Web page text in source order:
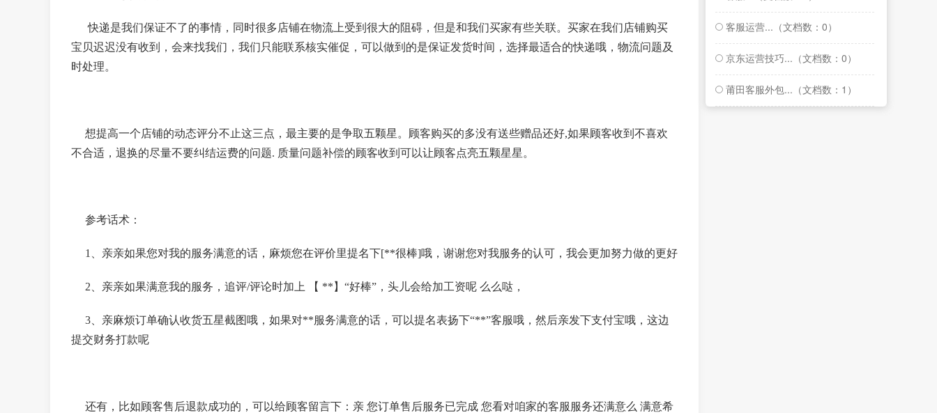
快递是我们保证不了的事情，同时很多店铺在物流上受到很大的阻碍，但是和我们买家有些关联。买家在我们店铺购买
宝贝迟迟没有收到，会来找我们，我们只能联系核实催促，可以做到的是保证发货时间，选择最适合的快递哦，物流问题及
时处理。
想提高一个店铺的动态评分不止这三点，最主要的是争取五颗星。顾客购买的多没有送些赠品还好,如果顾客收到不喜欢
不合适，退换的尽量不要纠结运费的问题. 质量问题补偿的顾客收到可以让顾客点亮五颗星星。
参考话术：
1、亲亲如果您对我的服务满意的话，麻烦您在评价里提名下[**很棒]哦，谢谢您对我服务的认可，我会更加努力做的更好
2、亲亲如果满意我的服务，追评/评论时加上 【 **】“好棒”，头儿会给加工资呢 么么哒，
3、亲麻烦订单确认收货五星截图哦，如果对**服务满意的话，可以提名表扬下“**”客服哦，然后亲发下支付宝哦，这边
提交财务打款呢
还有，比如顾客售后退款成功的，可以给顾客留言下：亲 您订单售后服务已完成 您看对咱家的客服服务还满意么 满意希
客服运营...（文档数：0）
京东运营技巧...（文档数：0）
莆田客服外包...（文档数：1）